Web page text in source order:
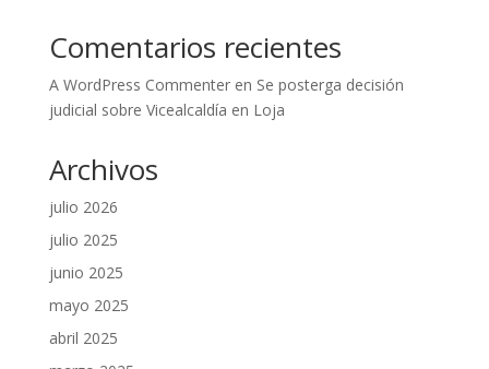
Comentarios recientes
A WordPress Commenteren Se posterga decisión
judicial sobre Vicealcaldía en Loja
Archivos
julio 2026
julio 2025
junio 2025
mayo 2025
abril 2025